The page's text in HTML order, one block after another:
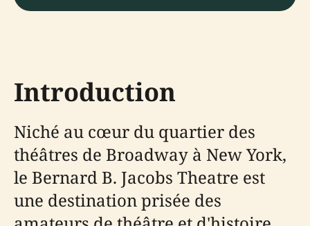
Introduction
Niché au cœur du quartier des
théâtres de Broadway à New York,
le Bernard B. Jacobs Theatre est
une destination prisée des